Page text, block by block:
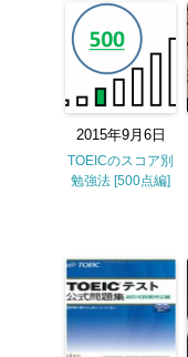
2015年9月6日
TOEICのスコア別
勉強法 [500点編]